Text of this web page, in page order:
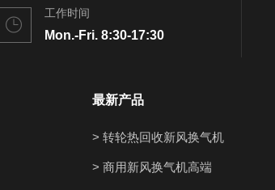
工作时间
Mon.-Fri. 8:30-17:30
最新产品
> 转轮热回收新风换气机
> 商用新风换气机高端